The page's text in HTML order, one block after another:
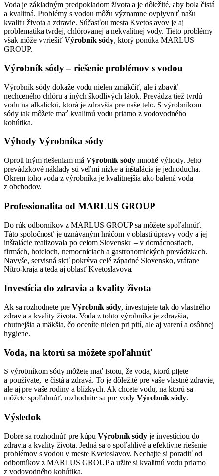
Voda je základným predpokladom života a je dôležité, aby bola čistá
a kvalitná. Problémy s vodou môžu významne ovplyvniť našu
kvalitu života a zdravie. Súčasťou mesta Kvetoslavov je aj
problematika tvrdej, chlórovanej a nekvalitnej vody. Tieto problémy
však môže vyriešiť Výrobník sódy, ktorý ponúka MARLUS
GROUP.
Výrobník sódy – riešenie problémov s vodou
Výrobník sódy dokáže vodu nielen zmäkčiť, ale i zbaviť
nechceného chlóru a iných škodlivých látok. Prevádza tiež tvrdú
vodu na alkalickú, ktorá je zdravšia pre naše telo. S výrobníkom
sódy tak môžete mať kvalitnú vodu priamo z vodovodného
kohútika.
Výhody Výrobníka sódy
Oproti iným riešeniam má Výrobník sódy mnohé výhody. Jeho
prevádzkové náklady sú veľmi nízke a inštalácia je jednoduchá.
Okrem toho voda z výrobníka je kvalitnejšia ako balená voda
z obchodov.
Professionalita od MARLUS GROUP
Do rúk odborníkov z MARLUS GROUP sa môžete spoľahnúť.
Táto spoločnosť je uznávaným hráčom v oblasti úpravy vody a jej
inštalácie realizovala po celom Slovensku – v domácnostiach,
firmách, hoteloch, nemocniciach a gastronomických prevádzkach.
Navyše, servisná sieť pokrýva celé západné Slovensko, vrátane
Nítro-kraja a teda aj oblasť Kvetoslavova.
Investícia do zdravia a kvality života
Ak sa rozhodnete pre Výrobník sódy, investujete tak do vlastného
zdravia a kvality života. Voda z tohto výrobníka je zdravšia,
chutnejšia a mäkšia, čo oceníte nielen pri pití, ale aj varení a osôbnej
hygiene.
Voda, na ktorú sa môžete spoľahnúť
S výrobníkom sódy môžete mať istotu, že voda, ktorú pijete
a používate, je čistá a zdravá. To je dôležité pre vaše vlastné zdravie,
ale aj pre vaše rodiny a blízkych. Ak chcete vodu, na ktorú sa
môžete spoľahnúť, rozhodnite sa pre vody Výrobník sódy.
Výsledok
Dobre sa rozhodnúť pre kúpu Výrobník sódy je investíciou do
zdravia a kvality života. Jedná sa o spoľahlivé a efektívne riešenie
problémov s vodou v meste Kvetoslavov. Nechajte si poradiť od
odborníkov z MARLUS GROUP a užite si kvalitnú vodu priamo
z vodovodného kohútika.